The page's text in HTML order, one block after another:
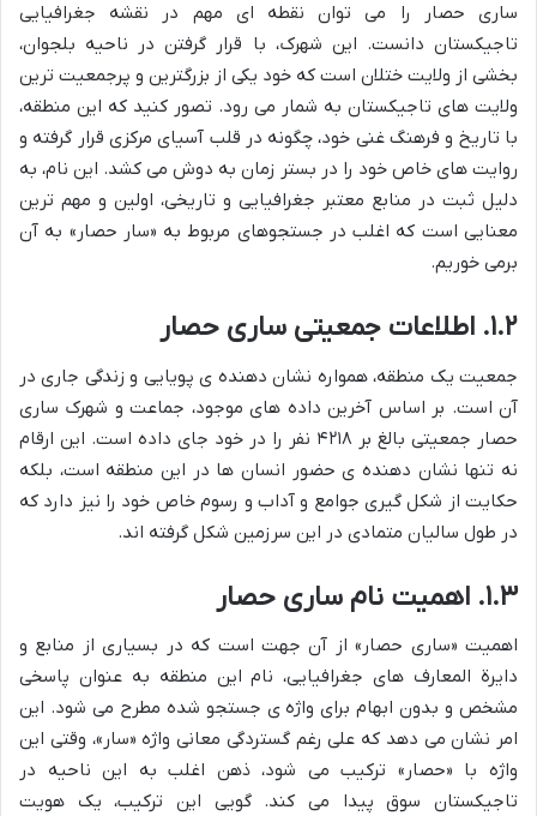
ساری حصار را می توان نقطه ای مهم در نقشه جغرافیایی
تاجیکستان دانست. این شهرک، با قرار گرفتن در ناحیه بلجوان،
بخشی از ولایت ختلان است که خود یکی از بزرگترین و پرجمعیت ترین
ولایت های تاجیکستان به شمار می رود. تصور کنید که این منطقه،
با تاریخ و فرهنگ غنی خود، چگونه در قلب آسیای مرکزی قرار گرفته و
روایت های خاص خود را در بستر زمان به دوش می کشد. این نام، به
دلیل ثبت در منابع معتبر جغرافیایی و تاریخی، اولین و مهم ترین
معنایی است که اغلب در جستجوهای مربوط به «سار حصار» به آن
برمی خوریم.
۱.۲. اطلاعات جمعیتی ساری حصار
جمعیت یک منطقه، همواره نشان دهنده ی پویایی و زندگی جاری در
آن است. بر اساس آخرین داده های موجود، جماعت و شهرک ساری
حصار جمعیتی بالغ بر ۴۲۱۸ نفر را در خود جای داده است. این ارقام
نه تنها نشان دهنده ی حضور انسان ها در این منطقه است، بلکه
حکایت از شکل گیری جوامع و آداب و رسوم خاص خود را نیز دارد که
در طول سالیان متمادی در این سرزمین شکل گرفته اند.
۱.۳. اهمیت نام ساری حصار
اهمیت «ساری حصار» از آن جهت است که در بسیاری از منابع و
دایرة المعارف های جغرافیایی، نام این منطقه به عنوان پاسخی
مشخص و بدون ابهام برای واژه ی جستجو شده مطرح می شود. این
امر نشان می دهد که علی رغم گستردگی معانی واژه «سار»، وقتی این
واژه با «حصار» ترکیب می شود، ذهن اغلب به این ناحیه در
تاجیکستان سوق پیدا می کند. گویی این ترکیب، یک هویت